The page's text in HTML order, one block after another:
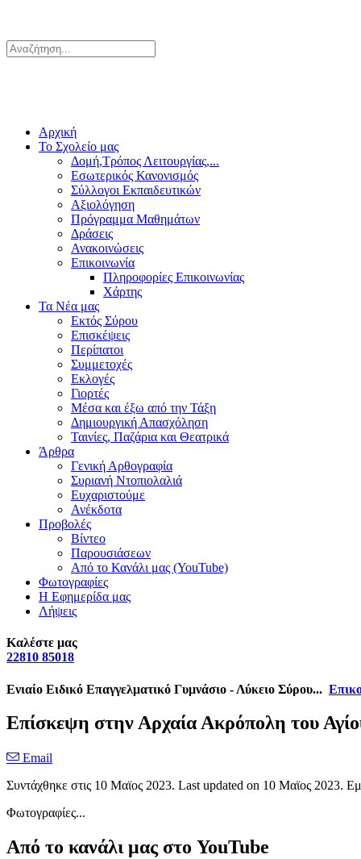
Αρχική
Το Σχολείο μας
Δομή,Τρόπος Λειτουργίας,...
Εσωτερικός Κανονισμός
Σύλλογοι Εκπαιδευτικών
Αξιολόγηση
Πρόγραμμα Μαθημάτων
Δράσεις
Ανακοινώσεις
Επικοινωνία
Πληροφορίες Επικοινωνίας
Χάρτης
Τα Νέα μας
Εκτός Σύρου
Επισκέψεις
Περίπατοι
Συμμετοχές
Εκλογές
Γιορτές
Μέσα και έξω από την Τάξη
Δημιουργική Απασχόληση
Ταινίες, Παζάρια και Θεατρικά
Άρθρα
Γενική Αρθογραφία
Συριανή Ντοπιολαλιά
Ευχαριστούμε
Ανέκδοτα
Προβολές
Βίντεο
Παρουσιάσεων
Από το Κανάλι μας (YouTube)
Φωτογραφίες
Η Εφημερίδα μας
Λήψεις
Καλέστε μας
22810 85018
Ενιαίο Ειδικό Επαγγελματικό Γυμνάσιο - Λύκειο Σύρου...
Επίσκεψη στην Αρχαία Ακρόπολη του
Email
Συντάχθηκε στις 10 Μαϊος 2023. Last updated on 10 Μαϊος 2023.
Φωτογραφίες...
Από το κανάλι μας στο YouTube